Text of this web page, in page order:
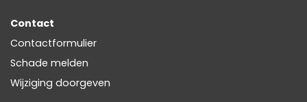
Contact
Contactformulier
Schade melden
Wijziging doorgeven